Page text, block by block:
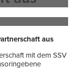
mit dem SSV